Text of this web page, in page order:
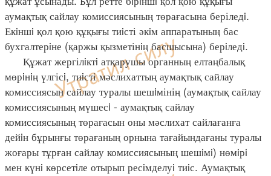
аумақтық сайлау комиссиясының төрағасына беріледi.
Екiншi қол қою құқығы тиiсті әкiм аппаратының бас
бухгалтерiне (қаржы қызметінiң басшысына) берiледi.
Құжат жергілiктi атқарушы органның елтаңбалық
мөрiнiң үлгісi, тиiсті мәслихаттың аумақтық сайлау
комиссиясын сайлау туралы шешiмінің (аумақтық сайлау
комиссиясының мүшесi - аумақтық сайлау
комиссиясының төрағасын оны мәслихат сайлағанға
дейiн бұрынғы төрағаның орнына тағайындағаны туралы
жоғары тұрған сайлау комиссиясының шешiмi) нөмiрi
мен күнi көрсетiле отырып ресiмделуi тиiс. Аумақтық